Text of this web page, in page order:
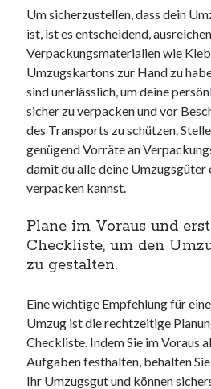
Um sicherzustellen, dass dein
ist, ist es entscheidend,
Verpackungsmaterialien wie
Umzugskartons zur Hand zu
sind unerlässlich, um deine
sicher zu verpacken und vor
des Transports zu schützen.
genügend Vorräte an
damit du alle deine
verpacken kannst.
Plane im Voraus und
Checkliste, um den
zu gestalten.
Eine wichtige Empfehlung für
Umzug ist die rechtzeitige
Checkliste. Indem Sie im Voraus
Aufgaben festhalten, behalten
Ihr Umzugsgut und können